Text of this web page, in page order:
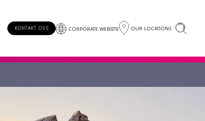
KONTAKT OSS CORPORATE WEBSITE OUR LOCATIONS